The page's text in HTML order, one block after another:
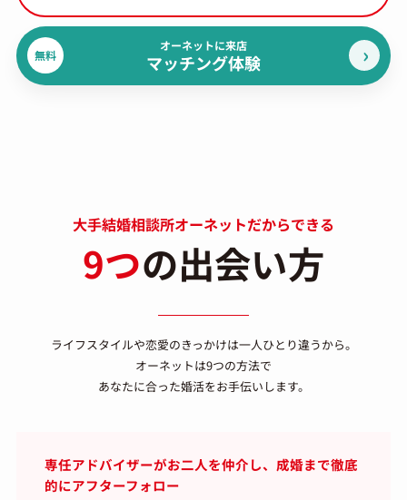
無料
オーネットに来店
マッチング体験
大手結婚相談所オーネットだからできる
9つの出会い方
ライフスタイルや恋愛のきっかけは一人ひとり違うから。
オーネットは9つの方法で
あなたに合った婚活をお手伝いします。
専任アドバイザーがお二人を仲介し、成婚まで徹底
的にアフターフォロー